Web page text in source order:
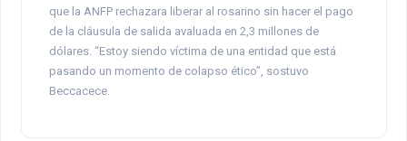
que la ANFP rechazara liberar al rosarino sin hacer el pago
de la cláusula de salida avaluada en 2,3 millones de
dólares. “Estoy siendo víctima de una entidad que está
pasando un momento de colapso ético”, sostuvo
Beccacece.